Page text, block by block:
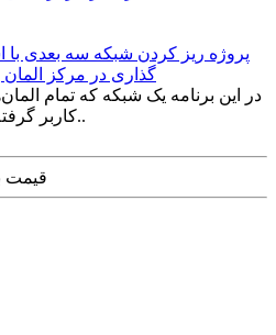
پروژه ریز کردن شبکه سه بعدی
گذاری در مرکز المان
در این برنامه یک شبکه که تمام
کاربر گرفته شده و از نظر دلانی بودن ب..
قیمت بدون